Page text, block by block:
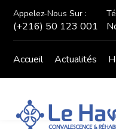
Appelez-Nous Sur :
(+216) 50 123 001
Accueil Actualités